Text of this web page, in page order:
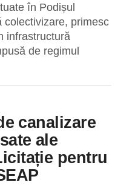
în Podișul
colectivizare, primesc
infrastructură
de regimul
canalizare
ale
pentru